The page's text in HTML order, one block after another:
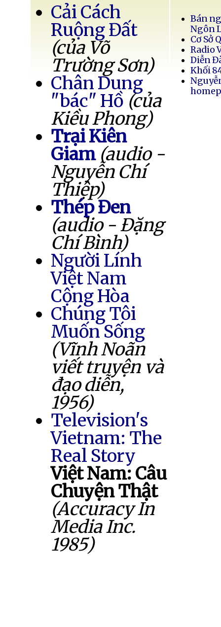
Cải Cách
Ruộng Đất
(của Võ
Trường Sơn)
Chân Dung
"bác" Hồ (của
Kiều Phong)
Trại Kiên
Giam (audio -
Nguyễn Chí
Thiệp)
Thép Đen
(audio - Đặng
Chí Bình)
Người Lính
Việt Nam
Cộng Hòa
Chúng Tôi
Muốn Sống
(Vĩnh Noãn
viết truyện và
đạo diễn,
1956)
Television's
Vietnam: The
Real Story
Việt Nam: Câu
Chuyện Thật
(Accuracy In
Media Inc.
1985)
Bán
Ngôn
Cơ Sở
Radio
Diễn
Khối